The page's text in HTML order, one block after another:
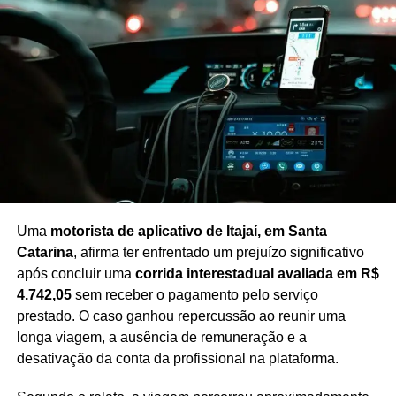
intensificação do processo eleitoral.
Com a retomada das atividades, a Assembleia entra em
uma fase decisiva para a apreciação de matérias de
impacto para o estado, em um contexto de maior atenção
às negociações políticas e à definição de pautas
prioritárias até a realização das eleições.
Redação Saiba+
Uma motorista de aplicativo de Itajaí, em Santa
Catarina, afirma ter enfrentado um prejuízo significativo
após concluir uma corrida interestadual avaliada em R$
4.742,05sem receber o pagamento pelo serviço
prestado. O caso ganhou repercussão ao reunir uma
longa viagem, a ausência de remuneração e a
desativação da conta da profissional na plataforma.